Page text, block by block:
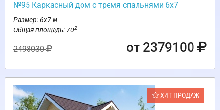
№95 Каркасный дом с тремя спальнями 6х7
Размер: 6х7 м
Общая площадь: 702
2498030 от 2379100
ХИТ ПРОДАЖ